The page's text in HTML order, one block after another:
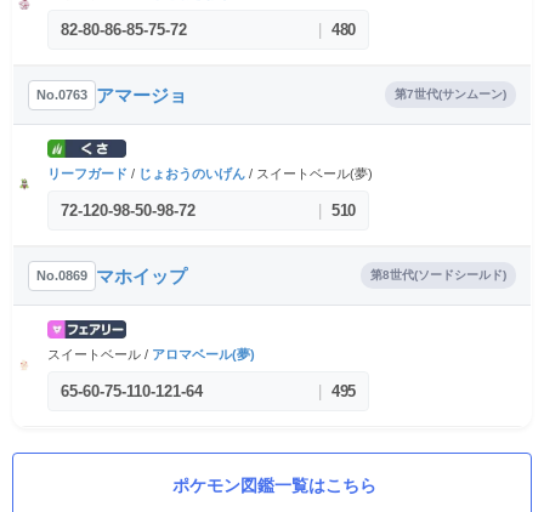
82-80-86-85-75-72 480
No.0763 アマージョ 第7世代(サンムーン)
リーフガード / じょおうのいげん / スイートベール(夢)
72-120-98-50-98-72 510
No.0869 マホイップ 第8世代(ソードシールド)
スイートベール / アロマベール(夢)
65-60-75-110-121-64 495
ポケモン図鑑一覧はこちら